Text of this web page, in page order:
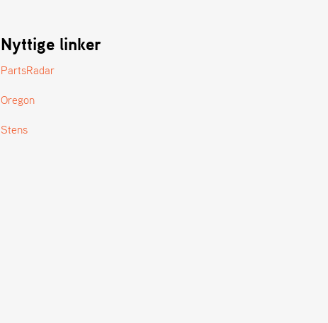
Nyttige linker
PartsRadar
Oregon
Stens